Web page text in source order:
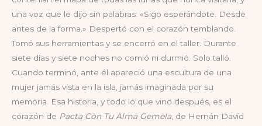
una voz que le dijo sin palabras: «Sigo esperándote. Desde
antes de la forma.» Despertó con el corazón temblando.
Tomó sus herramientas y se encerró en el taller. Durante
siete días y siete noches no comió ni durmió. Solo talló.
Cuando terminó, ante él apareció una escultura de una
mujer jamás vista en la isla, jamás imaginada por su
memoria. Esa historia, y todo lo que vino después, es el
corazón de Pacta Con Tu Alma Gemela , de Hernán David